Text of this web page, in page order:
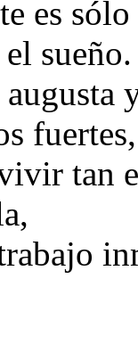
es
el
augusta
tan